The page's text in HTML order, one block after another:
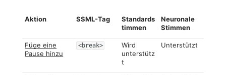
Aktion SSML-Tag
Standards
timmen
Neuronale
Stimmen
Füge eine
Pause hinzu
<break>
Wird
unterstütz
t
Unterstützt